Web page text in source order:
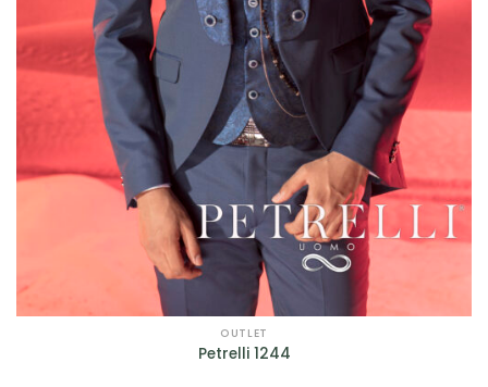
Impero Couture(18)
Jolies by Nicole Milano(2)
Maestri - Allure (17)
Magnani (1)
Mori Lee(4)
(10)
OUTLET
Petrelli 1244